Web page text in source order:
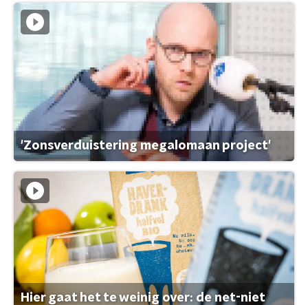
'Zonsverduistering megalomaan project'
Hier gaat het te weinig over: de net-niet